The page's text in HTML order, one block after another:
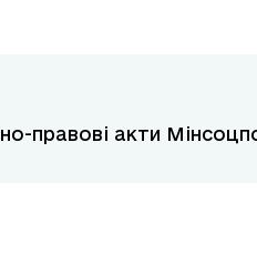
правові акти